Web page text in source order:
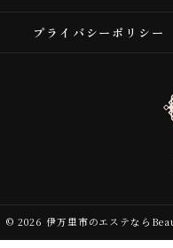
プライバシーポリシー
© 2026 伊万里市のエステなら